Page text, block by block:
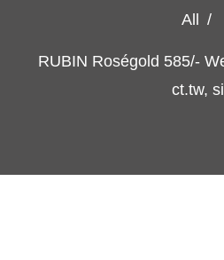
All /
RUBIN Roségold 585/-
ct.tw, si